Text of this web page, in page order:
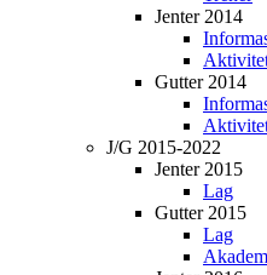
Jenter 2014
Gutter 2014
J/G 2015-2022
Jenter 2015
Lag
Gutter 2015
Lag